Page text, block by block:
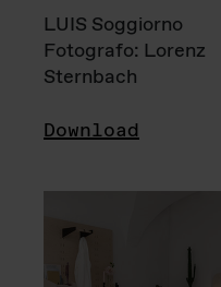
LUIS Soggiorno
Fotografo: Lorenz
Sternbach
Download